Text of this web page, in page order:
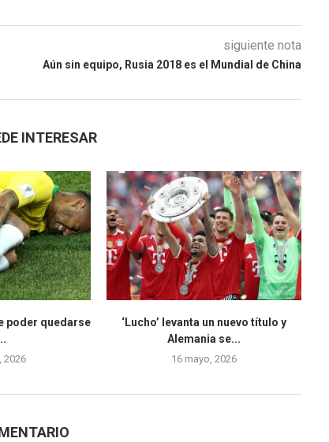
siguiente nota
Aún sin equipo, Rusia 2018 es el Mundial de China
INTERESAR
poder quedarse
2026
‘Lucho’ levanta un nuevo título y
Alemania se...
16 mayo, 2026